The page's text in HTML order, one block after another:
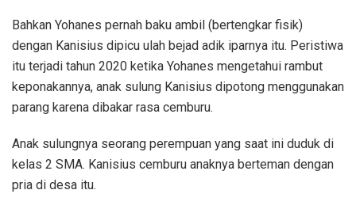
Bahkan Yohanes pernah baku ambil (bertengkar fisik)
dengan Kanisius dipicu ulah bejad adik iparnya itu. Peristiwa
itu terjadi tahun 2020 ketika Yohanes mengetahui rambut
keponakannya, anak sulung Kanisius dipotong menggunakan
parang karena dibakar rasa cemburu.
Anak sulungnya seorang perempuan yang saat ini duduk di
kelas 2 SMA. Kanisius cemburu anaknya berteman dengan
pria di desa itu.